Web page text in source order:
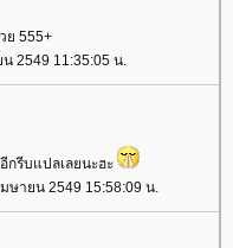
ย 555+
2549 11:35:05 น.
กรีบแปลเลยนะฮะ
ษายน 2549 15:58:09 น.